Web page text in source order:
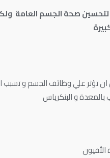
لتحسين صحة الجسم العامة
تؤثر علي وظائف الجسم و تسبب
و البنكرياس